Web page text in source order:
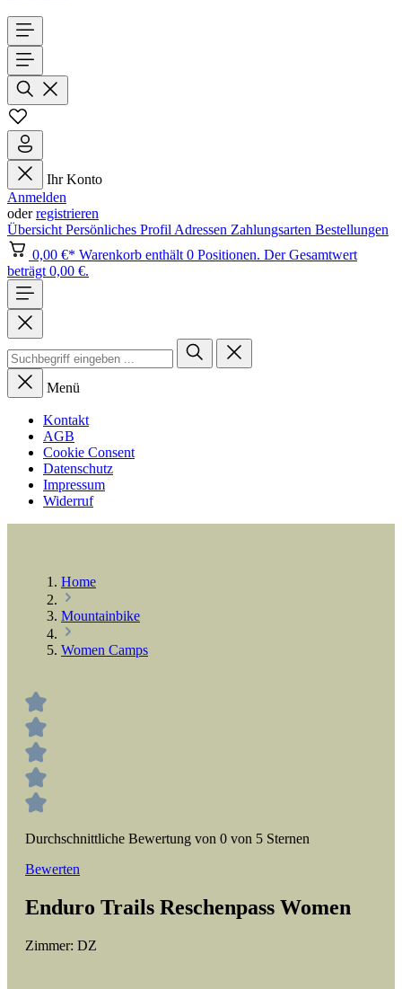
Ihr Konto
Anmelden
oderregistrieren
Übersicht Persönliches Profil Adressen Zahlungsarten Bestellungen
0,00 €* Warenkorb enthält 0 Positionen. Der Gesamtwert
beträgt 0,00 €.
Menü
Kontakt
AGB
Cookie Consent
Datenschutz
Impressum
Widerruf
Home
Mountainbike
Women Camps
Durchschnittliche Bewertung von 0 von 5 Sternen
Bewerten
Enduro Trails Reschenpass Women
Zimmer: DZ